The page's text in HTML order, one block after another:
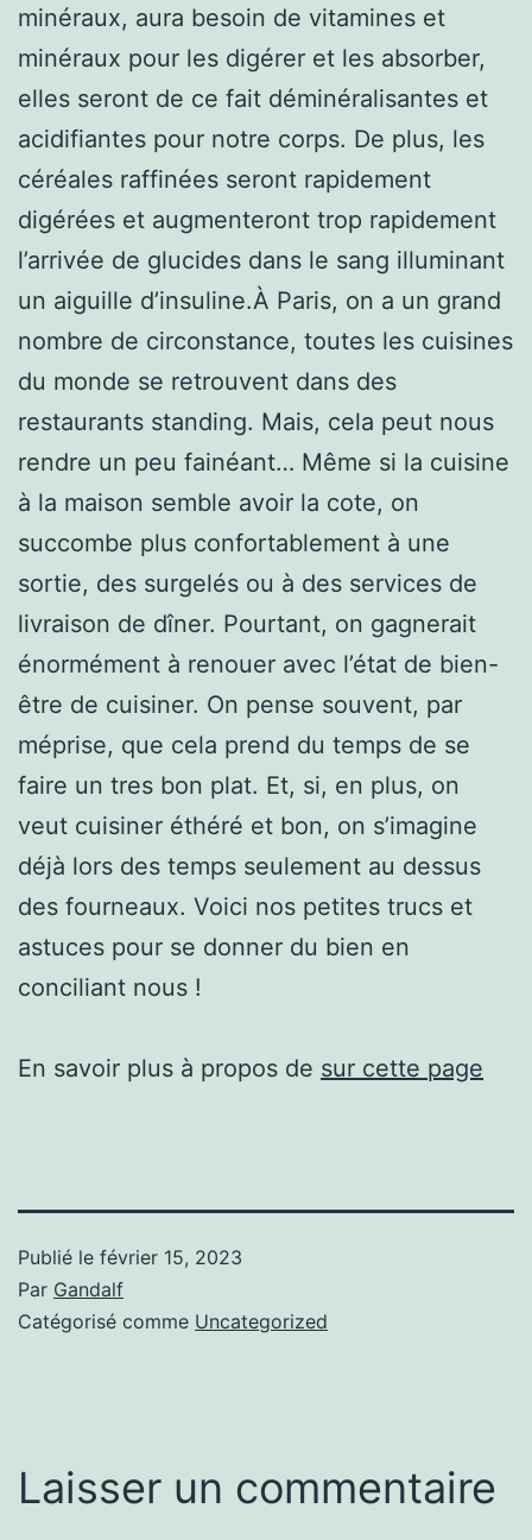
minéraux, aura besoin de vitamines et
minéraux pour les digérer et les absorber,
elles seront de ce fait déminéralisantes et
acidifiantes pour notre corps. De plus, les
céréales raffinées seront rapidement
digérées et augmenteront trop rapidement
l’arrivée de glucides dans le sang illuminant
un aiguille d’insuline.À Paris, on a un grand
nombre de circonstance, toutes les cuisines
du monde se retrouvent dans des
restaurants standing. Mais, cela peut nous
rendre un peu fainéant… Même si la cuisine
à la maison semble avoir la cote, on
succombe plus confortablement à une
sortie, des surgelés ou à des services de
livraison de dîner. Pourtant, on gagnerait
énormément à renouer avec l’état de bien-
être de cuisiner. On pense souvent, par
méprise, que cela prend du temps de se
faire un tres bon plat. Et, si, en plus, on
veut cuisiner éthéré et bon, on s’imagine
déjà lors des temps seulement au dessus
des fourneaux. Voici nos petites trucs et
astuces pour se donner du bien en
conciliant nous !
En savoir plus à propos de sur cette page
Publié le février 15, 2023
Par Gandalf
Catégorisé comme Uncategorized
Laisser un commentaire